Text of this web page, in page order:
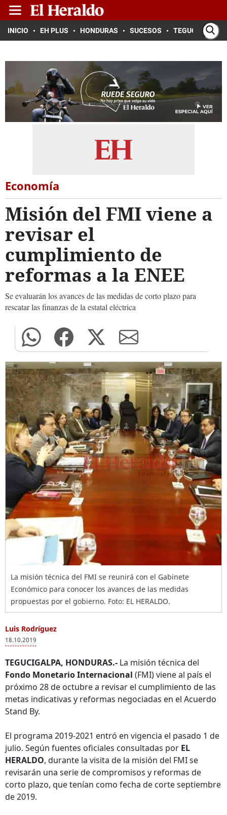
INICIO EH PLUS HONDURAS SUCESOS TEGUCIGALPA
Economía
Misión del FMI viene a
revisar el
cumplimiento de
reformas a la ENEE
Se evaluarán los avances de las medidas de corto plazo para
rescatar las finanzas de la estatal eléctrica
La misión técnica del FMI se reunirá con el Gabinete
Económico para conocer los avances de las medidas
propuestas por el gobierno. Foto: EL HERALDO.
Luis Rodríguez
18.10.2019
TEGUCIGALPA, HONDURAS.- La misión técnica del
Fondo Monetario Internacional (FMI) viene al país el
próximo 28 de octubre a revisar el cumplimiento de las
metas indicativas y reformas negociadas en el Acuerdo
Stand By.
El programa 2019-2021 entró en vigencia el pasado 1 de
julio. Según fuentes oficiales consultadas por EL
HERALDO, durante la visita de la misión del FMI se
revisarán una serie de compromisos y reformas de
corto plazo, que tenían como fecha de corte septiembre
de 2019.